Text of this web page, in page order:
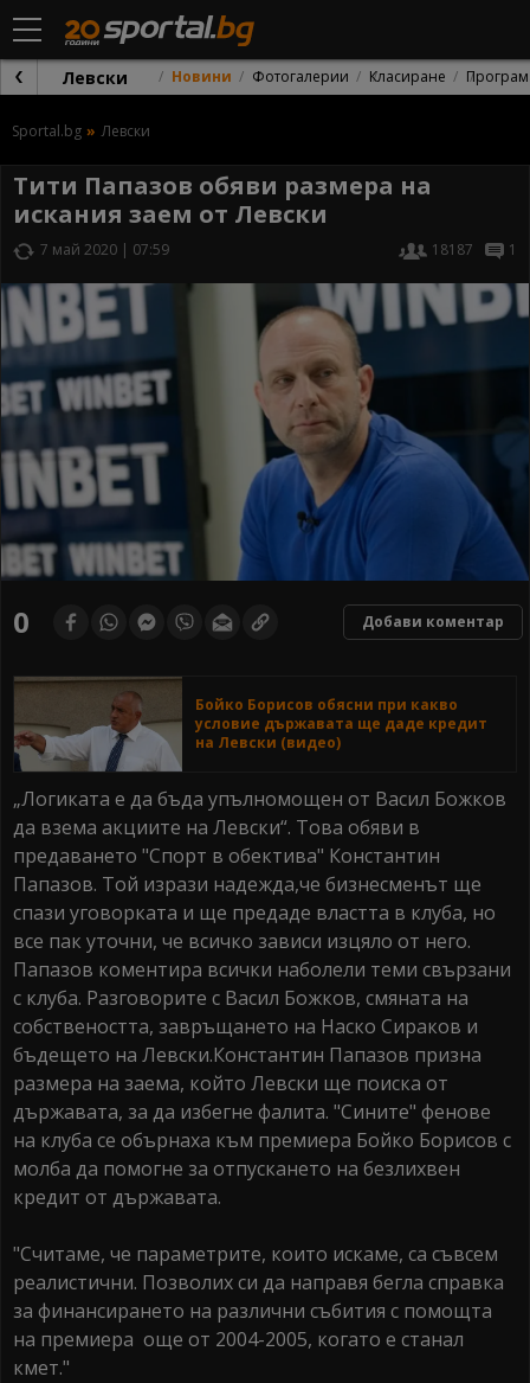
Левски Новини Фотогалерии Класиране
Sportal.bg Левски
Тити Папазов обяви размера на
искания заем от Левски
7 май 2020 | 07:59 18187 1
0 Добави коментар
Бойко Борисов обясни при какво
условие държавата ще даде кредит
на Левски (видео)
„Логиката е да бъда упълномощен от Васил Божков
да взема акциите на Левски“. Това обяви в
предаването "Спорт в обектива" Константин
Папазов. Той изрази надежда,че бизнесменът ще
спази уговорката и ще предаде властта в клуба, но
все пак уточни, че всичко зависи изцяло от него.
Папазов коментира всички наболели теми свързани
с клуба. Разговорите с Васил Божков, смяната на
собствеността, завръщането на Наско Сираков и
бъдещето на Левски.Константин Папазов призна
размера на заема, който Левски ще поиска от
държавата, за да избегне фалита. "Сините" фенове
на клуба се обърнаха към премиера Бойко Борисов с
молба да помогне за отпускането на безлихвен
кредит от държавата.
"Считаме, че параметрите, които искаме, са съвсем
реалистични. Позволих си да направя бегла справка
за финансирането на различни събития с помощта
на премиера още от 2004-2005, когато е станал
кмет."